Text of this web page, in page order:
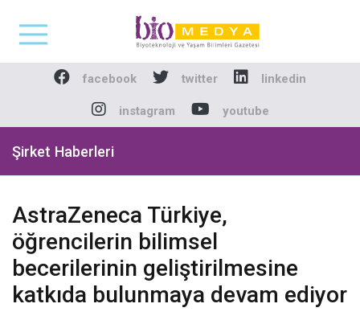
Biomedya -
facebook twitter linkedin
instagram youtube
Şirket Haberleri
AstraZeneca Türkiye,
öğrencilerin bilimsel
becerilerinin geliştirilmesine
katkıda bulunmaya devam ediyor